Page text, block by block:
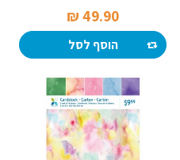
49.90 ₪‎
הוסף לסל